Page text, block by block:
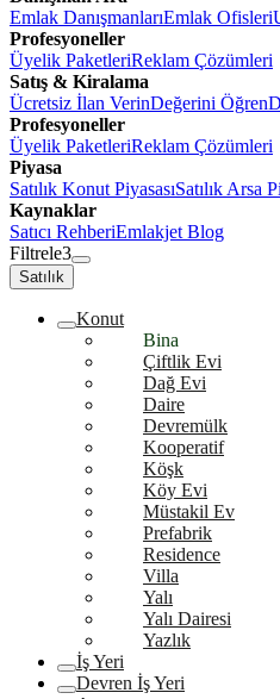
Emlak DanışmanlarıEmlak Ofisleri
Profesyoneller
Üyelik PaketleriReklam Çözümleri
Satış & Kiralama
Ücretsiz İlan VerinDeğerini Öğren
Profesyoneller
Üyelik PaketleriReklam Çözümleri
Piyasa
Satılık Konut PiyasasıSatılık Arsa
Kaynaklar
Satıcı RehberiEmlakjet Blog
Filtrele3
Satılık
Konut
Bina
Çiftlik Evi
Dağ Evi
Daire
Devremülk
Kooperatif
Köşk
Köy Evi
Müstakil Ev
Prefabrik
Residence
Villa
Yalı
Yalı Dairesi
Yazlık
İş Yeri
Devren İş Yeri